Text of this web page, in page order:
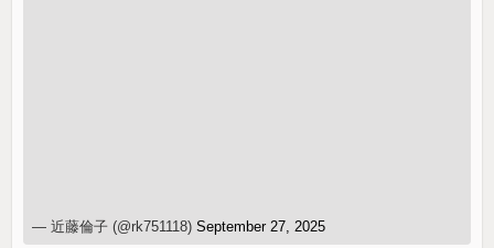
— 近藤倫子 (@rk751118)September 27, 2025